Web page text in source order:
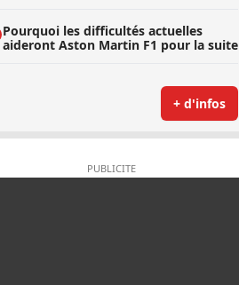
Pourquoi les difficultés actuelles
aideront Aston Martin F1 pour la suite
+ d'infos